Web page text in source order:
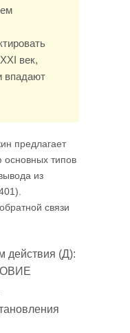
век,
впадают
предлагает
типов
из
связи
действия (Д):